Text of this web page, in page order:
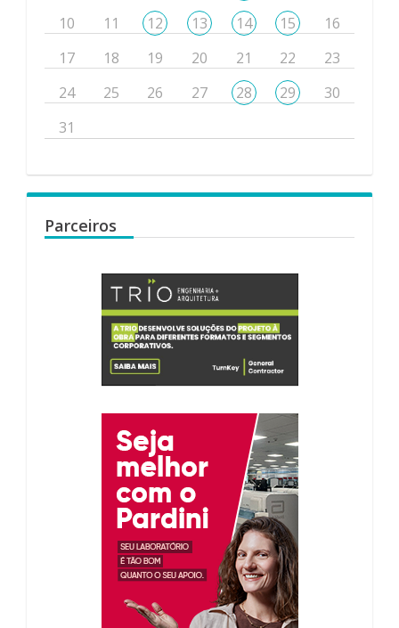
10
11 12 13 14 15
16
17
18 19 20 21 22
23
24
25 26 27 28 29
30
31
Parceiros